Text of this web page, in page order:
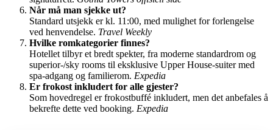
Når må man sjekke ut?
Standard utsjekk er kl. 11:00, med mulighet for forlengelse
ved henvendelse. Travel Weekly
Hvilke romkategorier finnes?
Hotellet tilbyr et bredt spekter, fra moderne standardrom og
superior-/sky rooms til eksklusive Upper House-suiter med
spa-adgang og familierom. Expedia
Er frokost inkludert for alle gjester?
Som hovedregel er frokostbuffé inkludert, men det anbefales å
bekrefte dette ved booking. Expedia